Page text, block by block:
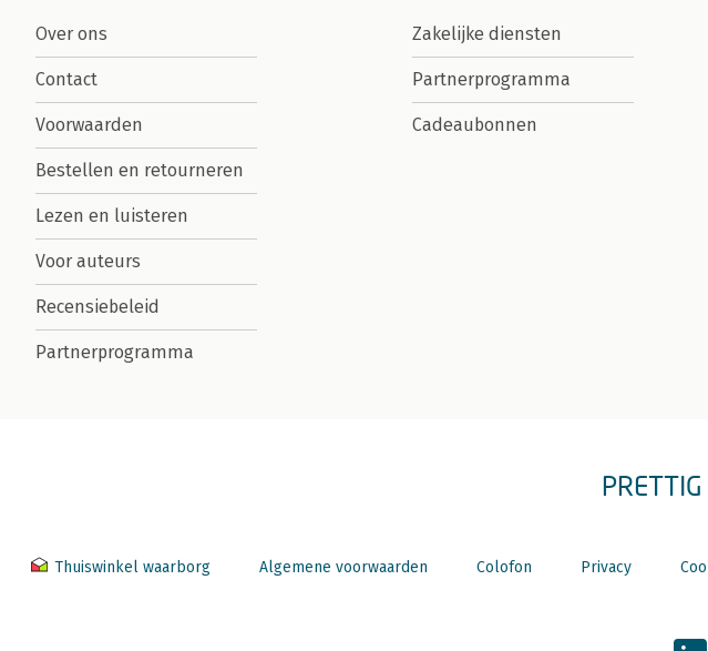
Over ons
Contact
Voorwaarden
Bestellen en retourneren
Lezen en luisteren
Voor auteurs
Recensiebeleid
Partnerprogramma
Zakelijke diensten
Partnerprogramma
Cadeaubonnen
Thuiswinkel waarborg Algemene voorwaarden Colofon Privacy